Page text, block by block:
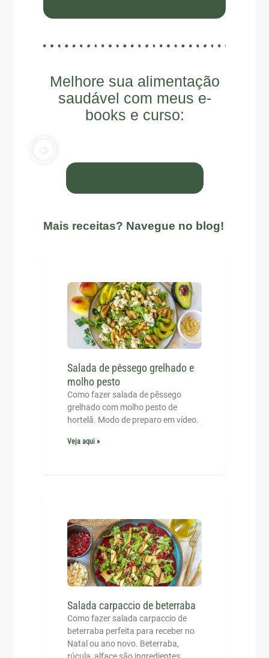
Melhore sua alimentação
saudável com meus e-
books e curso:
Mais receitas? Navegue no blog!
Salada de pêssego grelhado e
molho pesto
Como fazer salada de pêssego
grelhado com molho pesto de
hortelã. Modo de preparo em vídeo.
Veja aqui »
Salada carpaccio de beterraba
Como fazer salada carpaccio de
beterraba perfeita para receber no
Natal ou ano novo. Beterraba,